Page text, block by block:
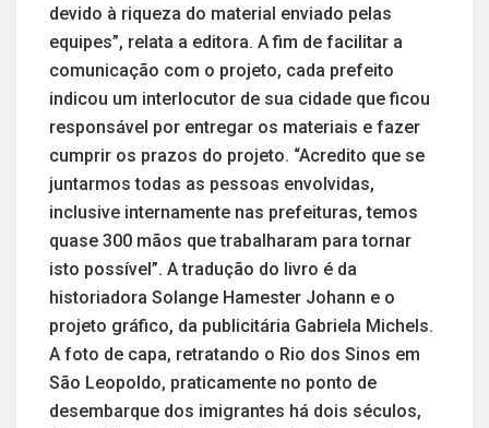
devido à riqueza do material enviado pelas
equipes”, relata a editora. A fim de facilitar a
comunicação com o projeto, cada prefeito
indicou um interlocutor de sua cidade que ficou
responsável por entregar os materiais e fazer
cumprir os prazos do projeto. “Acredito que se
juntarmos todas as pessoas envolvidas,
inclusive internamente nas prefeituras, temos
quase 300 mãos que trabalharam para tornar
isto possível”. A tradução do livro é da
historiadora Solange Hamester Johann e o
projeto gráfico, da publicitária Gabriela Michels.
A foto de capa, retratando o Rio dos Sinos em
São Leopoldo, praticamente no ponto de
desembarque dos imigrantes há dois séculos,